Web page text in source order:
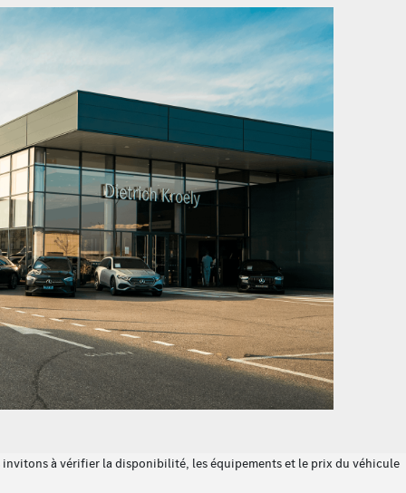
avec fonction Mémoires
panoramiques
Information
et déployables électriquement
à vérifier la disponibilité, les équipements et le prix du véhicule